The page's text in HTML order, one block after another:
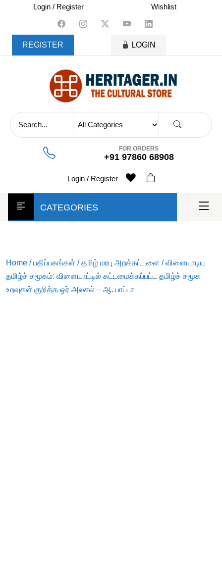
content
Login / Register Wishlist
REGISTER LOGIN
FOR ORDERS
+91 97860 68908
Login / Register
CATEGORIES
Home /பதிப்பகங்கள் /தமிழ் மரபு அறக்கட்டளை / விளையாடிய
தமிழ்ச் சமூகம்: விளையாட்டில் கட்டமைக்கப்பட்ட தமிழ்ச் சமூக
உறவுகள் குறித்த ஓர் அலசல் – ஆ. பாப்பா